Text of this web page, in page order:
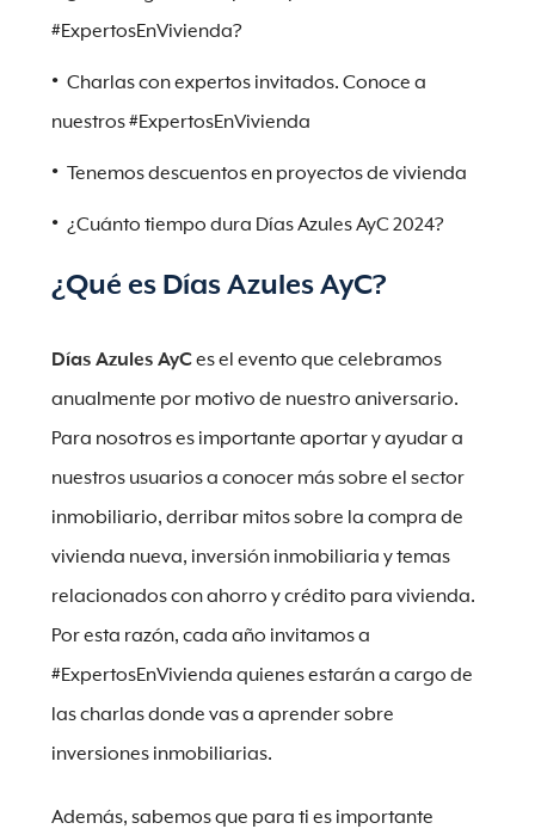
#ExpertosEnVivienda?
Charlas con expertos invitados. Conoce a
nuestros #ExpertosEnVivienda
Tenemos descuentos en proyectos de vivienda
¿Cuánto tiempo dura Días Azules AyC 2024?
¿Qué es Días Azules AyC?
Días Azules AyCes el evento que celebramos
anualmente por motivo de nuestro aniversario.
Para nosotros es importante aportar y ayudar a
nuestros usuarios a conocer más sobre el sector
inmobiliario, derribar mitos sobre la compra de
vivienda nueva, inversión inmobiliaria y temas
relacionados con ahorro y crédito para vivienda.
Por esta razón, cada año invitamos a
#ExpertosEnVivienda quienes estarán a cargo de
las charlas donde vas a aprender sobre
inversiones inmobiliarias.
Además, sabemos que para ti es importante